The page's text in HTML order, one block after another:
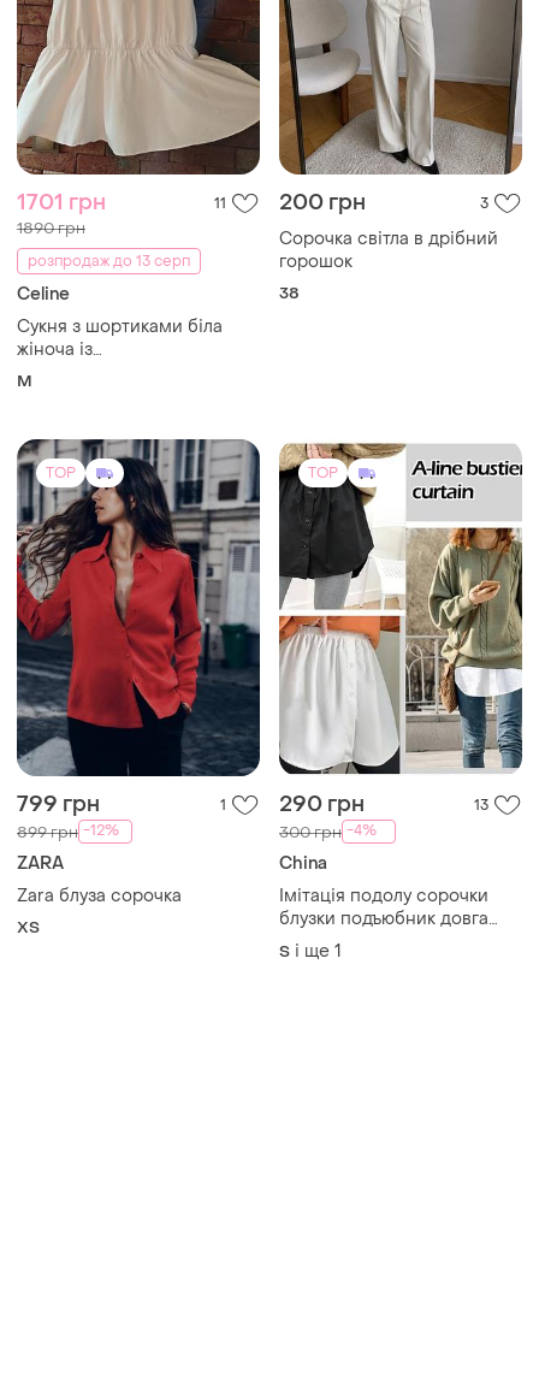
1701 грн 11
1890 грн
розпродаж до 13 серп
Celine
Сукня з шортиками біла
жіноча із
бавовни.брендова,стан
M
200 грн 3
Сорочка світла в дрібний
горошок
38
TOP
799 грн 1
899 грн -12%
ZARA
Zara блуза сорочка
ХS
TOP
290 грн 13
300 грн -4%
China
Імітація подолу сорочки
блузки подъюбник довга
сорочка блуза ярусна
спідниця юбка
S і ще 1